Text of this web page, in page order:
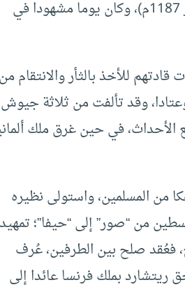
صلاح الدين المدينة السليبة في (27 من رجب 583هـ = 2 من أكتوبر 1187م)، وكان يوما مشهودا في
للأخذ بالثأر والانتقام من
وقد تألفت من ثلاثة جيوش
في حين غرق ملك
المسلمين، واستولى نظيره
من “صور” إلى “حيفا”؛
فعُقد صلح بين الطرفين، عُرف
من شعبان 588هـ = 2 من سبتمبر 1192م)، ولحق ريتشارد بملك فرنسا عائدا إلى